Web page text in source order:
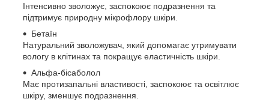
Інтенсивно зволожує, заспокоює подразнення та
підтримує природну мікрофлору шкіри.
Бетаїн
Натуральний зволожувач, який допомагає утримувати
вологу в клітинах та покращує еластичність шкіри.
Альфа-бісаболол
Має протизапальні властивості, заспокоює та освітлює
шкіру, зменшує подразнення.